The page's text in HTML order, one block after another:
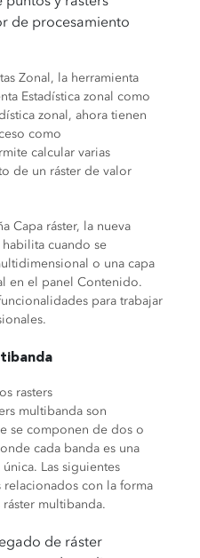
de procesamiento
Zonal, la herramienta
Estadística zonal como
zonal, ahora tienen
como
calcular varias
de un ráster de valor
Capa ráster, la nueva
cuando se
o una capa
en el panel Contenido.
para trabajar
rasters
multibanda son
se componen de dos o
cada banda es una
Las siguientes
relacionados con la forma
multibanda.
de ráster